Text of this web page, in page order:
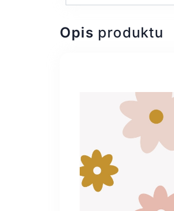
Opis produktu